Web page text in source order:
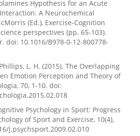
Hypothesis for an Acute
A Neurochemical
(Ed.), Exercise-Cognition
perspectives (pp. 65-103).
doi: 10.1016/B978-0-12-800778-
L. H. (2015). The Overlapping
Emotion Perception and Theory of
70, 1-10. doi:
Psychology in Sport: Progress
of Sport and Exercise, 10(4),
j.psychsport.2009.02.010